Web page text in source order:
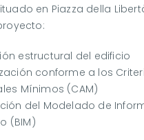
en Piazza della
estructural del edificio
conforme a los
Mínimos (CAM)
del Modelado de
(BIM)